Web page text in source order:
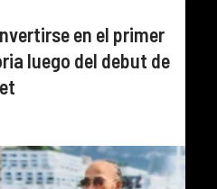
en el primer
luego del debut de